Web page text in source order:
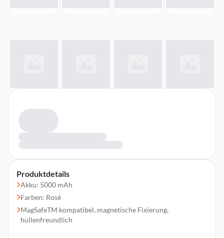
Produktdetails
Akku: 5000 mAh
Farben: Rosé
MagSafeTM kompatibel, magnetische Fixierung,
hüllenfreundlich